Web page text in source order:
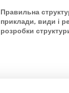
Правильна
приклади, види і
розробки